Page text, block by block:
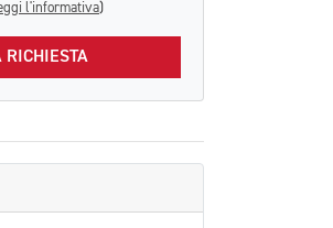
l'informativa)
RICHIESTA